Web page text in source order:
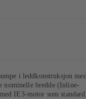
i leddkonstruksjon
nominelle bredde (Inline-
IE3-motor som